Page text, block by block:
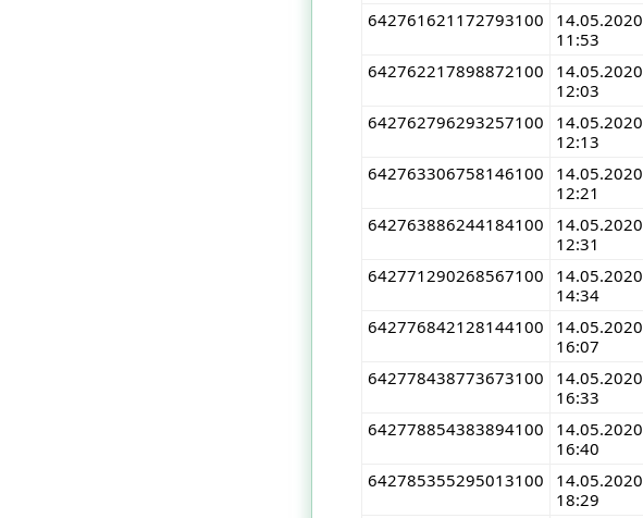
642761621172793100
14.05.2020
11:53
642762217898872100
14.05.2020
12:03
642762796293257100
14.05.2020
12:13
642763306758146100
14.05.2020
12:21
642763886244184100
14.05.2020
12:31
642771290268567100
14.05.2020
14:34
642776842128144100
14.05.2020
16:07
642778438773673100
14.05.2020
16:33
642778854383894100
14.05.2020
16:40
642785355295013100
14.05.2020
18:29